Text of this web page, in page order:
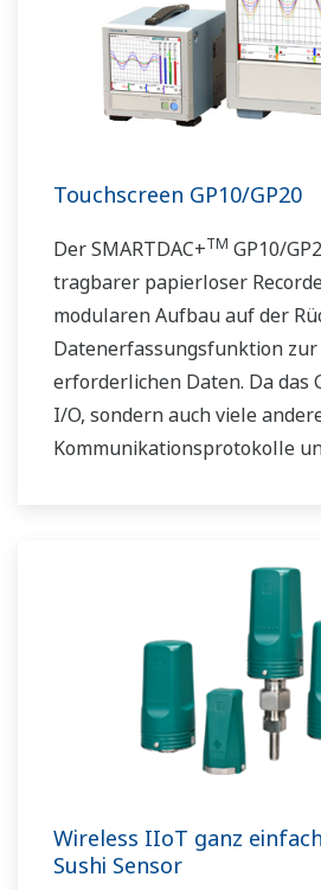
Touchscreen GP10/GP20
Der SMARTDAC+TM GP10/
tragbarer papierloser
modularen Aufbau auf der
Datenerfassungsfunktion
erforderlichen Daten. Da das
I/O, sondern auch viele
Kommunikationsprotokolle
Wireless IIoT ganz
Sushi Sensor